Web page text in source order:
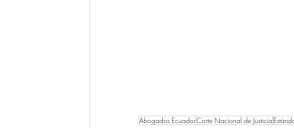
Abogados EcuadorCorte Nacional de Justicia